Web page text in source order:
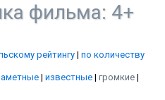
фильма: 4+
рейтингу | по количеству
| известные | громкие |